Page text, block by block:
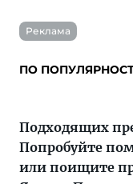
Реклама
Подходящих
Попробуйте
или поищите